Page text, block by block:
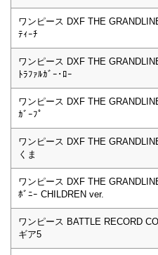
ワンピース DXF THE
ﾃｨｰﾁ
ワンピース DXF THE
ﾄﾗﾌｧﾙｶﾞｰ･ﾛｰ
ワンピース DXF THE
ｶﾞｰﾌﾟ
ワンピース DXF THE
くま
ワンピース DXF THE
ﾎﾞﾆｰ CHILDREN ver.
ワンピース BATTLE RECORD
ギア5